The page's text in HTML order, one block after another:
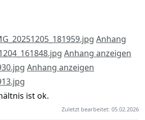
Anhang
Anhang anzeigen
Anhang anzeigen
ist ok.
Zuletzt bearbeitet: 05.02.2026